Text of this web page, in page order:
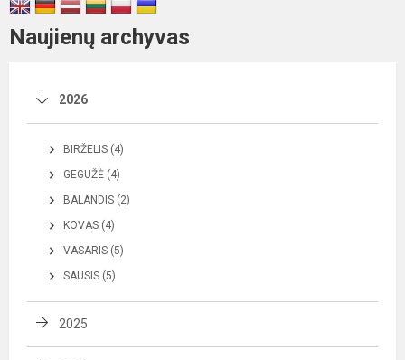
Naujienų archyvas
2026
BIRŽELIS (4)
GEGUŽĖ (4)
BALANDIS (2)
KOVAS (4)
VASARIS (5)
SAUSIS (5)
2025